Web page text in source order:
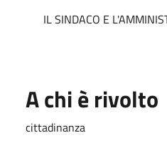
IL SINDACO E
A chi è rivolto
cittadinanza